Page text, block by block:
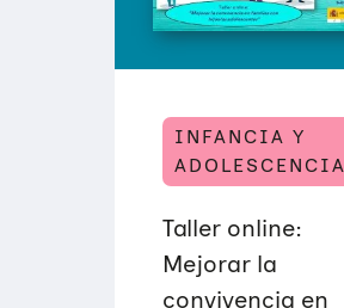
T
E
A
S
D
I
G
T
L
INFANCIA Y
ADOLESCENCIA
Taller online:
Mejorar la
convivencia en